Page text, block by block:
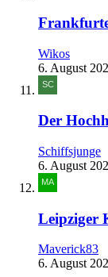
Wikos
6. August
Der
Schiffsjunge
6. August
Leipziger
Maverick83
6. August